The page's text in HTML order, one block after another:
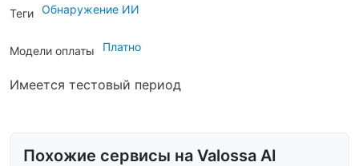
Теги Обнаружение ИИ
Модели оплаты Платно
Имеется тестовый период
Похожие сервисы на Valossa AI